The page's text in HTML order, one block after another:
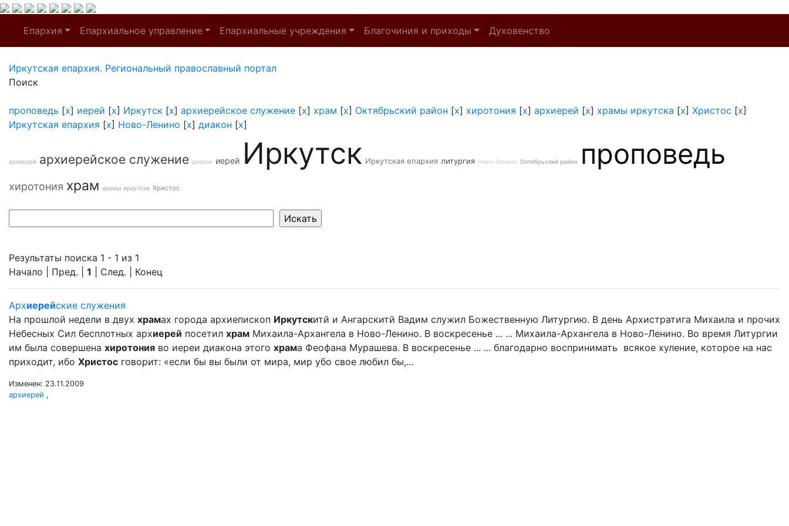
Епархия Епархиальное управление Епархиальные учреждения Благочиния и приходы Духовенство
Иркутская епархия. Региональный православный портал
Поиск
проповедь [x] иерей [x] Иркутск [x] архиерейское служение [x] храм [x] Октябрьский район [x] хиротония [x] архиерей [x] храмы иркутска [x] Христос [x]
Иркутская епархия [x] Ново-Ленино [x] диакон [x]
архиерей архиерейское служение диакон иерей Иркутск Иркутская епархия литургия Ново-Ленино Октябрьский район проповедь
хиротония храм храмы иркутска Христос
Результаты поиска 1 - 1 из 1
Начало | Пред. | 1 | След. | Конец
Архиерейские служения
На прошлой недели в двух храмах города архиепископ Иркутскитй и Ангарскитй Вадим служил Божественную Литургию. В день Архистратига Михаила и прочих
Небесных Сил бесплотных архиерей посетил храм Михаила-Архангела в Ново-Ленино. В воскресенье ... ... Михаила-Архангела в Ново-Ленино. Во время Литургии
им была совершена хиротония во иереи диакона этого храма Феофана Мурашева. В воскресенье ... ... благодарно воспринимать всякое хуление, которое на нас
приходит, ибо Христос говорит: «если бы вы были от мира, мир убо свое любил бы,...
Изменен: 23.11.2009
архиерей ,